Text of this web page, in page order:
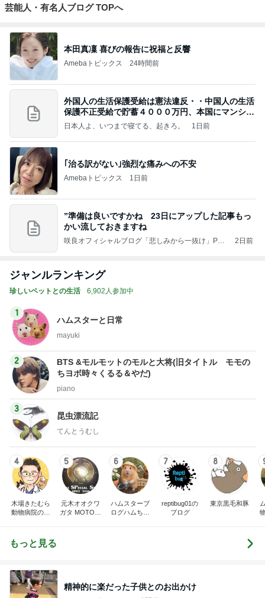
芸能人・有名人ブログ TOPへ
本田真凜 喜びの報告に祝福と反響
Amebaトピックス 24時間前
外国人の生活保護受給は憲法違反・・中国人の生活
保護不正受給で貯蓄４０００万円、本国にマンショ
ンを
日本人よ、いつまで寝てる、起きろ。 1日前
｢治る訳がない｣強烈な痛みへの不安
Amebaトピックス 1日前
”準備は良いですかね 23日にアップした記事もっ
かい流しておきますね
咲良オフィシャルブログ「悲しみから一抜け」Pow
2日前
ジャンルランキング
珍しいペットとの生活 6,902人参加中
1
ハムスターと日常
mayuki
2
BTS &モルモットのモルと大将(旧タイトル モモの
ちヨボ時々くるる＆やだ)
piano
3
昆虫漂流記
てんとうむし
4
木場きたむら
動物病院のブ
5
元木オオクワ
ガタ MOTO-S
6
ハムスターブ
ログハムちゃ
7
reptibug01の
ブログ
8
東京黒毛和豚
もっと見る
精神的に楽だった子供とのお出かけ